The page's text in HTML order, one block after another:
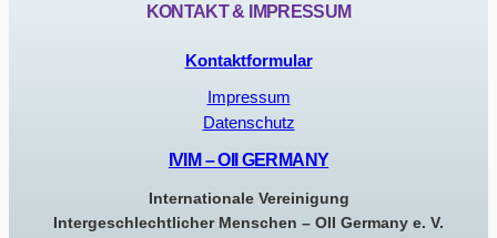
KONTAKT & IMPRESSUM
Kontaktformular
Impressum
Datenschutz
IVIM – OII GERMANY
Internationale Vereinigung
Intergeschlechtlicher Menschen – OII Germany e. V.